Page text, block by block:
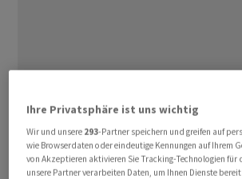
Die Ukraine wehrt sich seit mehr als
eine russische Invasion./ast/DP/he
Ihre Privatsphäre ist uns wichtig
Wir und unsere 293-Partner speichern und greifen auf
wie Browserdaten oder eindeutige Kennungen auf Ihrem
von Akzeptieren aktivieren Sie Tracking-Technologien für
unsere Partner verarbeiten Daten, um Ihnen Dienste